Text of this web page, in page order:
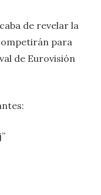
de revelar la
para
de Eurovisión